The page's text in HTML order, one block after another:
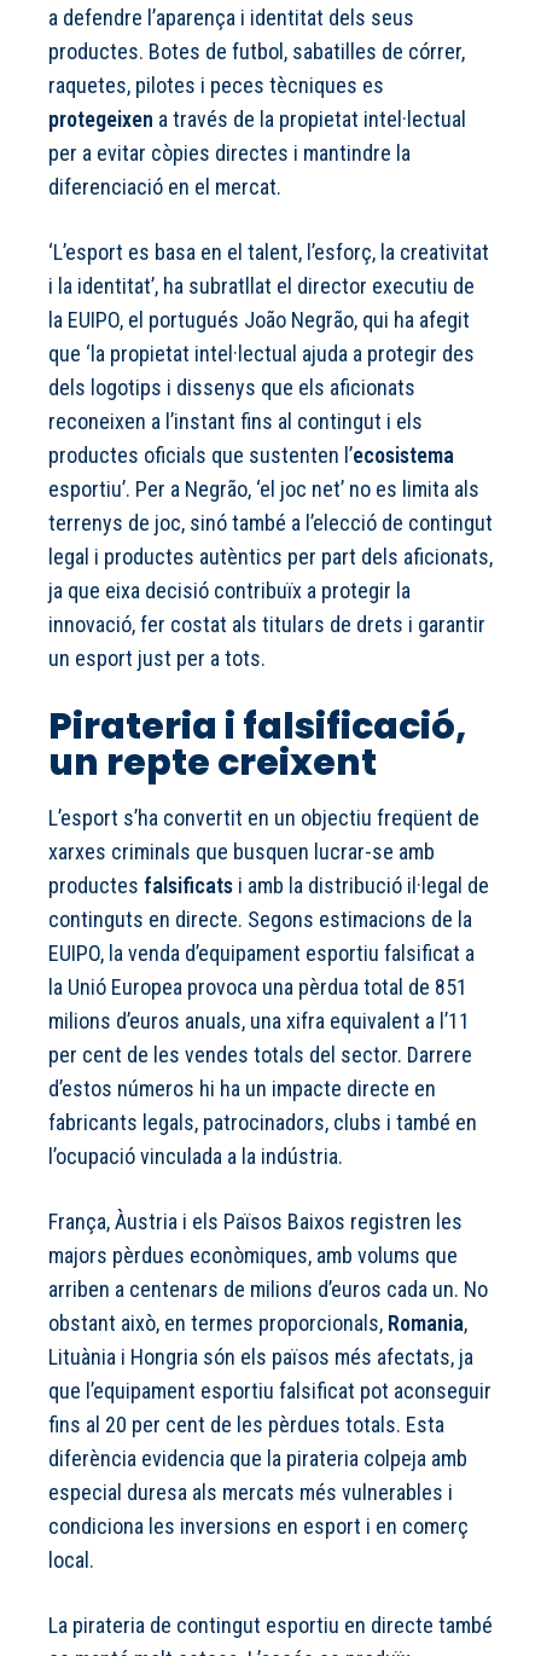
a defendre l’aparença i identitat dels seus
productes. Botes de futbol, sabatilles de córrer,
raquetes, pilotes i peces tècniques es
protegeixen a través de la propietat intel·lectual
per a evitar còpies directes i mantindre la
diferenciació en el mercat.
‘L’esport es basa en el talent, l’esforç, la creativitat
i la identitat’, ha subratllat el director executiu de
la EUIPO, el portugués João Negrão, qui ha afegit
que ‘la propietat intel·lectual ajuda a protegir des
dels logotips i dissenys que els aficionats
reconeixen a l’instant fins al contingut i els
productes oficials que sustenten l’ecosistema
esportiu’. Per a Negrão, ‘el joc net’ no es limita als
terrenys de joc, sinó també a l’elecció de contingut
legal i productes autèntics per part dels aficionats,
ja que eixa decisió contribuïx a protegir la
innovació, fer costat als titulars de drets i garantir
un esport just per a tots.
Pirateria i falsificació,
un repte creixent
L’esport s’ha convertit en un objectiu freqüent de
xarxes criminals que busquen lucrar-se amb
productes falsificats i amb la distribució il·legal de
continguts en directe. Segons estimacions de la
EUIPO, la venda d’equipament esportiu falsificat a
la Unió Europea provoca una pèrdua total de 851
milions d’euros anuals, una xifra equivalent a l’11
per cent de les vendes totals del sector. Darrere
d’estos números hi ha un impacte directe en
fabricants legals, patrocinadors, clubs i també en
l’ocupació vinculada a la indústria.
França, Àustria i els Països Baixos registren les
majors pèrdues econòmiques, amb volums que
arriben a centenars de milions d’euros cada un. No
obstant això, en termes proporcionals, Romania,
Lituània i Hongria són els països més afectats, ja
que l’equipament esportiu falsificat pot aconseguir
fins al 20 per cent de les pèrdues totals. Esta
diferència evidencia que la pirateria colpeja amb
especial duresa als mercats més vulnerables i
condiciona les inversions en esport i en comerç
local.
La pirateria de contingut esportiu en directe també